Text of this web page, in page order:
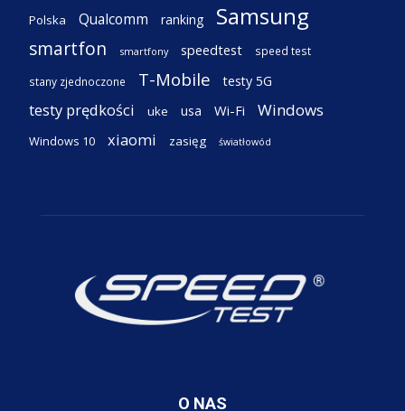
Polska Qualcomm ranking Samsung
smartfon smartfony speedtest speed test
stany zjednoczone T-Mobile testy 5G
testy prędkości uke usa Wi-Fi Windows
Windows 10 xiaomi zasięg światłowód
O NAS